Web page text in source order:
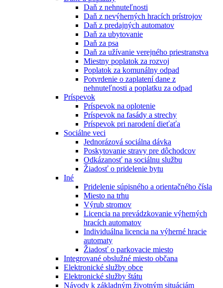
Daň z nehnuteľnosti
Daň z nevýherných hracích prístrojov
Daň z predajných automatov
Daň za ubytovanie
Daň za psa
Daň za užívanie verejného priestranstva
Miestny poplatok za rozvoj
Poplatok za komunálny odpad
Potvrdenie o zaplatení dane z
nehnuteľnosti a poplatku za odpad
Príspevok
Príspevok na oplotenie
Príspevok na fasády a strechy
Príspevok pri narodení dieťaťa
Sociálne veci
Jednorázová sociálna dávka
Poskytovanie stravy pre dôchodcov
Odkázanosť na sociálnu službu
Žiadosť o pridelenie bytu
Iné
Pridelenie súpisného a orientačného čísla
Miesto na trhu
Výrub stromov
Licencia na prevádzkovanie výherných
hracích automatov
Individuálna licencia na výherné hracie
automaty
Žiadosť o parkovacie miesto
Integrované obslužné miesto občana
Elektronické služby obce
Elektronické služby štátu
Návody k základným životným situáciám